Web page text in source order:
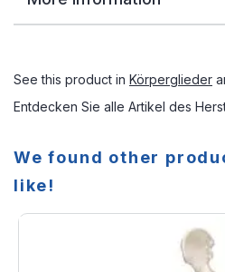
See this product in Körperglieder
Entdecken Sie alle Artikel des
We found other
like!